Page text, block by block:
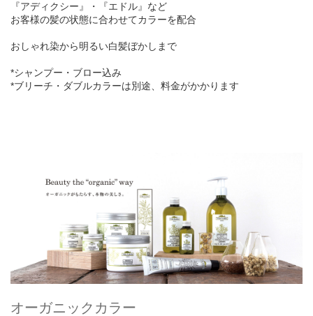
『アディクシー』・『エドル』など
お客様の髪の状態に合わせてカラーを配合
おしゃれ染から明るい白髪ぼかしまで
*シャンプー・ブロー込み
*ブリーチ・ダブルカラーは別途、料金がかかります
オーガニックカラー